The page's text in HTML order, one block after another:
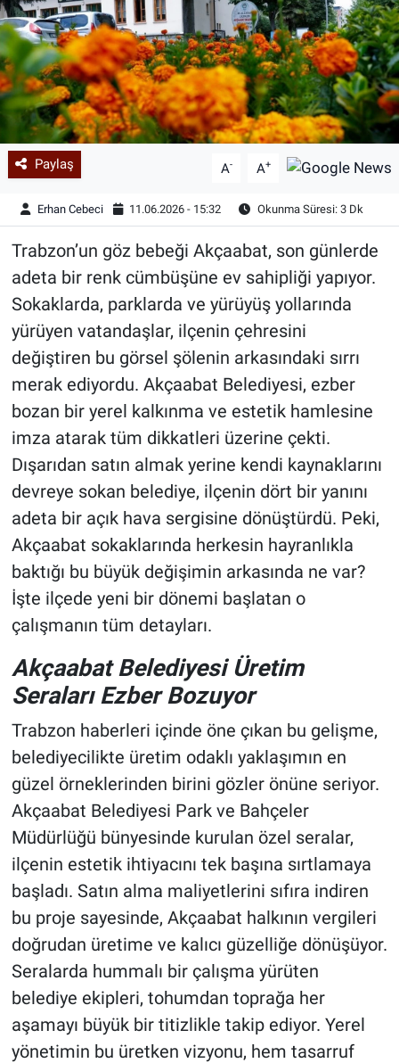
Paylaş A- A+
Erhan Cebeci 11.06.2026 - 15:32 Okunma Süresi: 3 Dk
Trabzon’un göz bebeği Akçaabat, son günlerde
adeta bir renk cümbüşüne ev sahipliği yapıyor.
Sokaklarda, parklarda ve yürüyüş yollarında
yürüyen vatandaşlar, ilçenin çehresini
değiştiren bu görsel şölenin arkasındaki sırrı
merak ediyordu. Akçaabat Belediyesi, ezber
bozan bir yerel kalkınma ve estetik hamlesine
imza atarak tüm dikkatleri üzerine çekti.
Dışarıdan satın almak yerine kendi kaynaklarını
devreye sokan belediye, ilçenin dört bir yanını
adeta bir açık hava sergisine dönüştürdü. Peki,
Akçaabat sokaklarında herkesin hayranlıkla
baktığı bu büyük değişimin arkasında ne var?
İşte ilçede yeni bir dönemi başlatan o
çalışmanın tüm detayları.
Akçaabat Belediyesi Üretim
Seraları Ezber Bozuyor
Trabzon haberleri içinde öne çıkan bu gelişme,
belediyecilikte üretim odaklı yaklaşımın en
güzel örneklerinden birini gözler önüne seriyor.
Akçaabat Belediyesi Park ve Bahçeler
Müdürlüğü bünyesinde kurulan özel seralar,
ilçenin estetik ihtiyacını tek başına sırtlamaya
başladı. Satın alma maliyetlerini sıfıra indiren
bu proje sayesinde, Akçaabat halkının vergileri
doğrudan üretime ve kalıcı güzelliğe dönüşüyor.
Seralarda hummalı bir çalışma yürüten
belediye ekipleri, tohumdan toprağa her
aşamayı büyük bir titizlikle takip ediyor. Yerel
yönetimin bu üretken vizyonu, hem tasarruf